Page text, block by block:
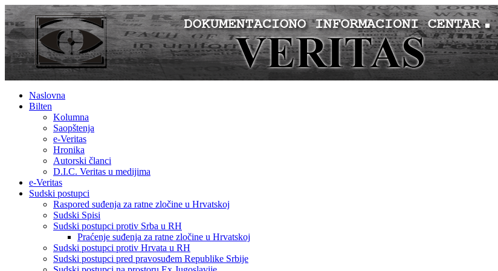
Naslovna
Bilten
Kolumna
Saopštenja
e-Veritas
Hronika
Autorski članci
D.I.C. Veritas u medijima
e-Veritas
Sudski postupci
Raspored suđenja za ratne zločine u Hrvatskoj
Sudski Spisi
Sudski postupci protiv Srba u RH
Praćenje suđenja za ratne zločine u Hrvatskoj
Sudski postupci protiv Hrvata u RH
Sudski postupci pred pravosuđem Republike Srbije